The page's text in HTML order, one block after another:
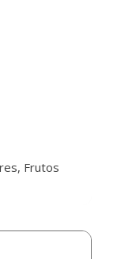
Frutos